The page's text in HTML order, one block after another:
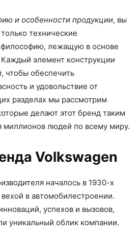
и особенности продукции, вы
технические
философию, лежащую в основе
элемент конструкции
чтобы обеспечить
и удовольствие от
разделах мы рассмотрим
делают этот бренд таким
миллионов людей по всему миру.
Volkswagen
началось в 1930-х
в автомобилестроении.
успехов и вызовов,
уникальный облик компании.